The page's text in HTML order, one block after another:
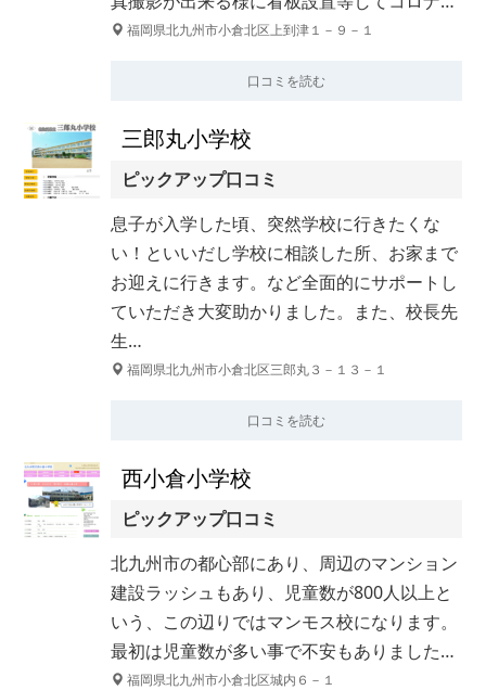
福岡県北九州市小倉北区上到津１－９－１
口コミを読む
三郎丸小学校
ピックアップ口コミ
息子が入学した頃、突然学校に行きたくな
い！といいだし学校に相談した所、お家まで
お迎えに行きます。など全面的にサポートし
ていただき大変助かりました。また、校長先
生…
福岡県北九州市小倉北区三郎丸３－１３－１
口コミを読む
西小倉小学校
ピックアップ口コミ
北九州市の都心部にあり、周辺のマンション
建設ラッシュもあり、児童数が800人以上と
いう、この辺りではマンモス校になります。
最初は児童数が多い事で不安もありました…
福岡県北九州市小倉北区城内６－１